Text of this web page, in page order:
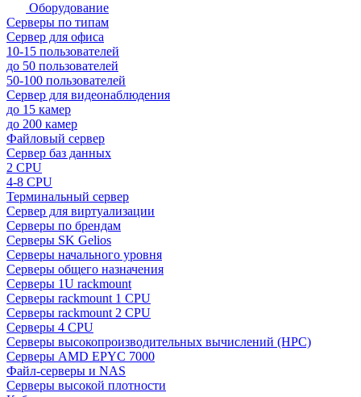
Оборудование
Серверы по типам
Сервер для офиса
10-15 пользователей
до 50 пользователей
50-100 пользователей
Сервер для видеонаблюдения
до 15 камер
до 200 камер
Файловый сервер
Сервер баз данных
2 CPU
4-8 CPU
Терминальный сервер
Сервер для виртуализации
Серверы по брендам
Серверы SK Gelios
Серверы начального уровня
Серверы общего назначения
Серверы 1U rackmount
Серверы rackmount 1 CPU
Серверы rackmount 2 CPU
Серверы 4 CPU
Серверы высокопроизводительных вычислений (HPC)
Серверы AMD EPYC 7000
Файл-серверы и NAS
Серверы высокой плотности